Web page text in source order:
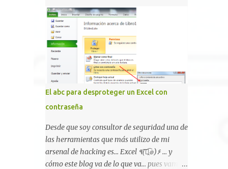
Certighost no es únicamente la
vulnerabilidad, sino el objetivo final.
Mientras muchos ataques contra AD CS
buscan obtener un certificado válido para ...
discreción, comunicaciones cifradas y la
garantía de que ningún servicio será
demasiado difícil para los talentos que
pueden ser contratados desde la plataforma.
En el sitio se asegura de que Lista de
Hackers, con identidades desconocidas, fue
creada para un "uso legal y ético", y sin
embargo existen propuestas de dudosa ética
como para entrar en cuentas de Gmail o
WhatsApp, comprometer bases de datos o
cambiar notas de cursos. La Lista de
Hackers, que atrajo la atención mundial
después de un informe publicado en The
El abc para desproteger un Excel con
contraseña
Desde que soy consultor de seguridad una de
las herramientas que más utilizo de mi
arsenal de hacking es... Excel ٩(͡๏̯͡๏)۶ ... y
cómo este blog va de lo que va... pues vamos